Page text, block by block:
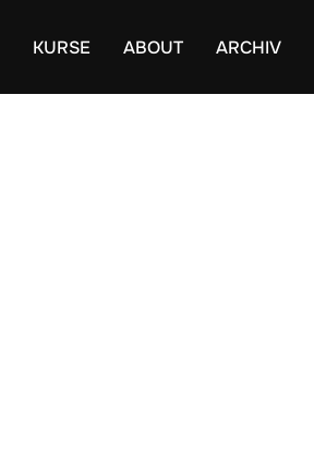
KURSE ABOUT ARCHIV